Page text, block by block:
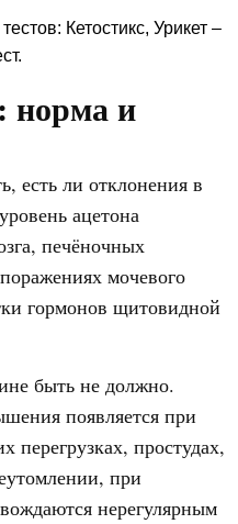
Кетостикс, Урикет –
норма и
есть ли отклонения в
ацетона
печёночных
мочевого
гормонов щитовидной
быть не должно.
появляется при
перегрузках, простудах,
при
нерегулярным